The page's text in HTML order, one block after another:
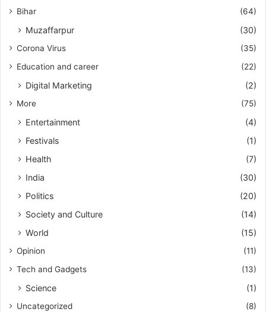
Bihar (64)
Muzaffarpur (30)
Corona Virus
(35)
Education and career
(22)
Digital Marketing (2)
More (75)
Entertainment
(4)
Festivals
(1)
Health
(7)
India
(30)
Politics
(20)
Society and Culture
(14)
World
(15)
Opinion
(11)
Tech and Gadgets
(13)
Science (1)
Uncategorized
(8)